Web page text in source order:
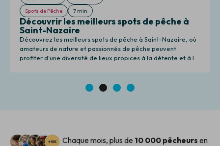
Spots de Pêche 7 min
Découvrir les meilleurs spots de pêche à
Saint-Nazaire
Découvrez les meilleurs spots de pêche à Saint-Nazaire, où
amateurs de nature et passionnés de pêche peuvent
profiter d'une diversité de lieux propices à la détente et à la
3 4
Chaque mois, plus de 10 000 pêcheurs en